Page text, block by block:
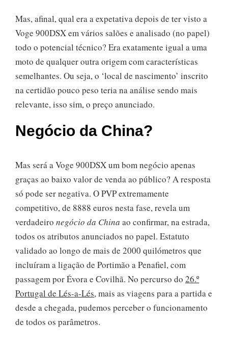
Mas, afinal, qual era a expetativa depois de ter visto a
Voge 900DSX em vários salões e analisado (no papel)
todo o potencial técnico? Era exatamente igual a uma
moto de qualquer outra origem com características
semelhantes. Ou seja, o ‘local de nascimento’ inscrito
na certidão pouco peso teria na análise sendo mais
relevante, isso sim, o preço anunciado.
Negócio da China?
Mas será a Voge 900DSX um bom negócio apenas
graças ao baixo valor de venda ao público? A resposta
só pode ser negativa. O PVP extremamente
competitivo, de 8888 euros nesta fase, revela um
verdadeiro negócio da China ao confirmar, na estrada,
todos os atributos anunciados no papel. Estatuto
validado ao longo de mais de 2000 quilómetros que
incluíram a ligação de Portimão a Penafiel, com
passagem por Évora e Covilhã. No percurso do 26.º
Portugal de Lés-a-Lés, mais as viagens para a partida e
desde a chegada, pudemos perceber o funcionamento
de todos os parâmetros.